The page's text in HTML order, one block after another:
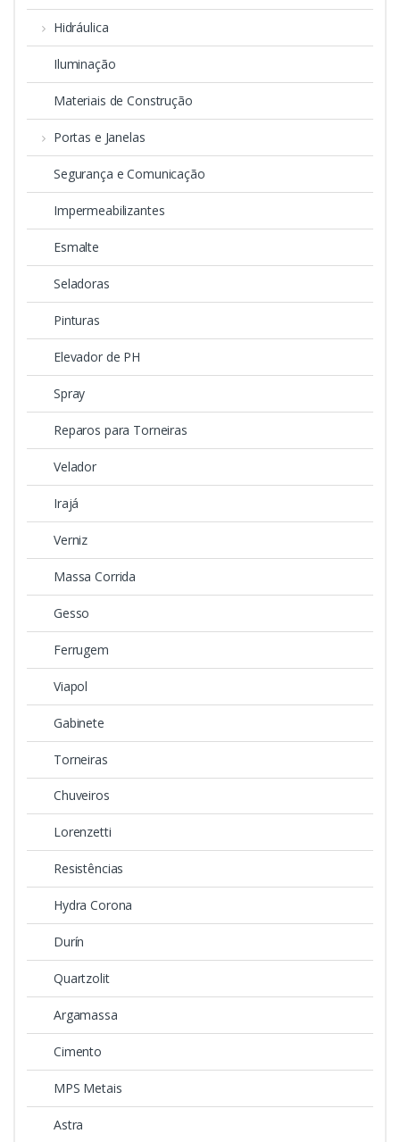
Hidráulica
Iluminação
Materiais de Construção
Portas e Janelas
Segurança e Comunicação
Impermeabilizantes
Esmalte
Seladoras
Pinturas
Elevador de PH
Spray
Reparos para Torneiras
Velador
Irajá
Verniz
Massa Corrida
Gesso
Ferrugem
Viapol
Gabinete
Torneiras
Chuveiros
Lorenzetti
Resistências
Hydra Corona
Durín
Quartzolit
Argamassa
Cimento
MPS Metais
Astra